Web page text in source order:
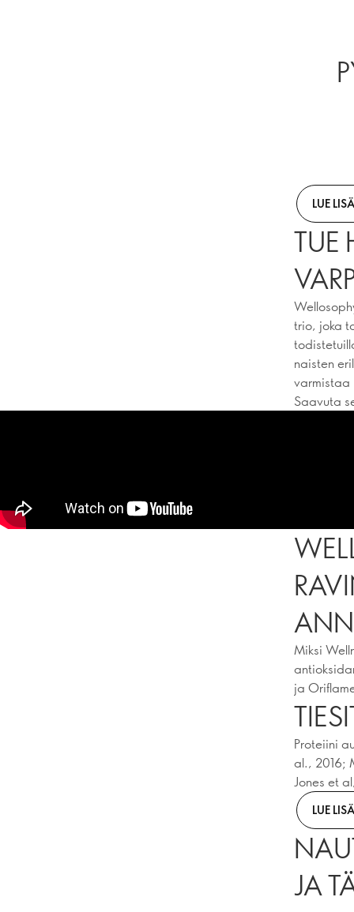
LUE
TUE
trio, joka
naisten
varmistaa
Saavuta
Miksi
ja
Proteiini
al., 2016;
Jones et
LUE
JA